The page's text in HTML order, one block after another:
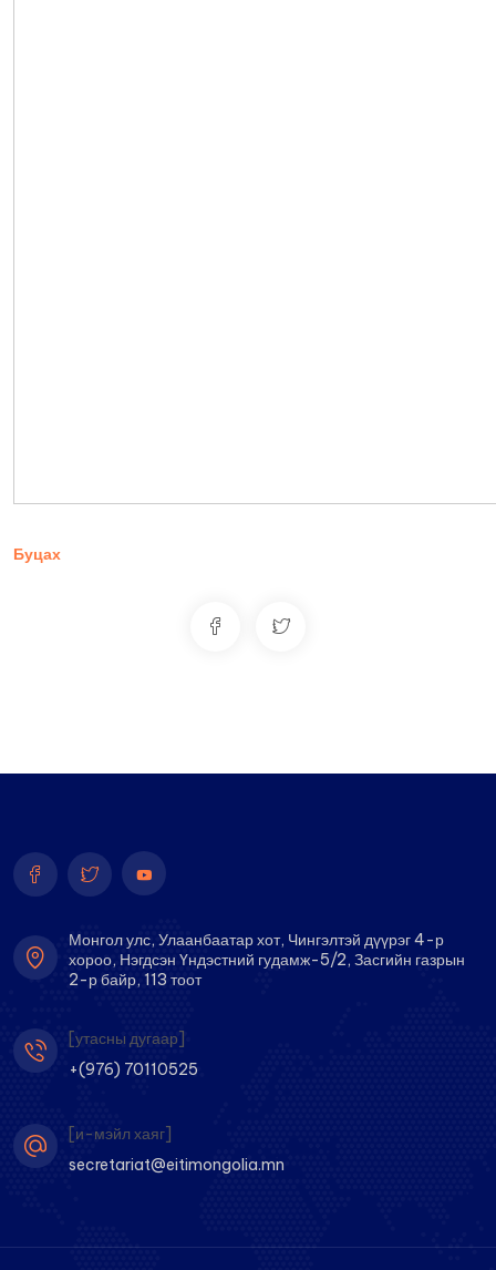
Буцах
Монгол улс, Улаанбаатар хот, Чингэлтэй дүүрэг 4-р
хороо, Нэгдсэн Үндэстний гудамж-5/2, Засгийн газрын
2-р байр, 113 тоот
[утасны дугаар]
+(976) 70110525
[и-мэйл хаяг]
secretariat@eitimongolia.mn